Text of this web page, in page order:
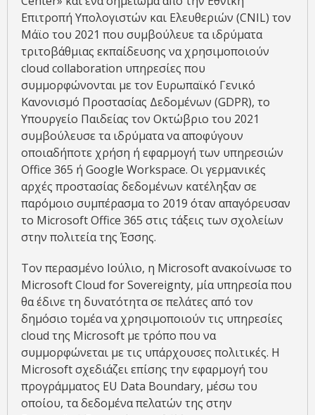
Επιτροπή Υπολογιστών και Ελευθεριών (CNIL) τον
Μάϊο του 2021 που συμβούλευε τα ιδρύματα
τριτοβάθμιας εκπαίδευσης να χρησιμοποιούν
cloud collaboration υπηρεσίες που
συμμορφώνονται με τον Ευρωπαϊκό Γενικό
Κανονισμό Προστασίας Δεδομένων (GDPR), το
Υπουργείο Παιδείας τον Οκτώβριο του 2021
συμβούλευσε τα ιδρύματα να αποφύγουν
οποιαδήποτε χρήση ή εφαρμογή των υπηρεσιών
Office 365 ή Google Workspace. Οι γερμανικές
αρχές προστασίας δεδομένων κατέληξαν σε
παρόμοιο συμπέρασμα το 2019 όταν απαγόρευσαν
το Microsoft Office 365 στις τάξεις των σχολείων
στην πολιτεία της Έσσης.
Tον περασμένο Ιούλιο, η Microsoft ανακοίνωσε το
Microsoft Cloud for Sovereignty, μία υπηρεσία που
θα έδινε τη δυνατότητα σε πελάτες από τον
δημόσιο τομέα να χρησιμοποιούν τις υπηρεσίες
cloud της Microsoft με τρόπο που να
συμμορφώνεται με τις υπάρχουσες πολιτικές. Η
Microsoft σχεδιάζει επίσης την εφαρμογή του
προγράμματος EU Data Boundary, μέσω του
οποίου, τα δεδομένα πελατών της στην